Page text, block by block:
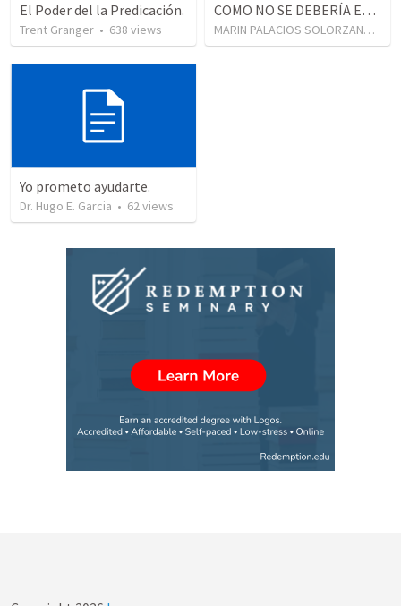
El Poder del la Predicación.
Trent Granger • 638 views
COMO NO SE DEBERÍA ESCUCHAR UN SERMON
MARIN PALACIOS SOLORZANO•
Yo prometo ayudarte.
Dr. Hugo E. Garcia • 62views